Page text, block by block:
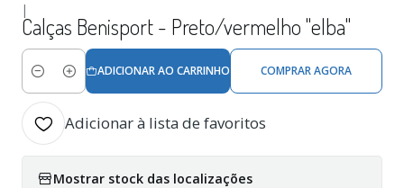
|
Calças Benisport - Preto/vermelho "elba"
Quantidade
ADICIONAR AO CARRINHO COMPRAR AGORA
Adicionar à lista de favoritos
Mostrar stock das localizações